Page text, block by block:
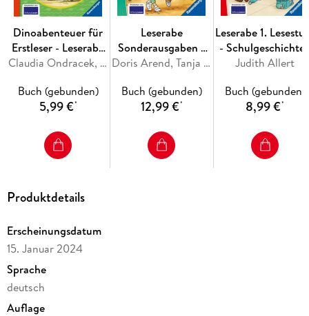
Dinoabenteuer für
Erstleser - Leserabe
1. Klasse -
Kinder ab 6 Jahren
Claudia Ondracek, Martin Klein
Buch (gebunden)
5,99 €*
Leserabe
Sonderausgaben -
Juhu, jetzt bin ichDoris Arend, Tanja Bürgermeister, Anja Kiel, Henriette Wich
Buch (gebunden)
12,99 €*
Leserabe 1.
-
mit Hund Floh
Judith Allert
Buch (gebunden)
8,99 €*
Produktdetails
Erscheinungsdatum
15. Januar 2024
Sprache
deutsch
Auflage